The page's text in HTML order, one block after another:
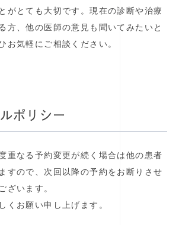
がとても大切です。現在の診断や治療
方、他の医師の意見も聞いてみたいと
お気軽にご相談ください。
ポリシー
重なる予約変更が続く場合は他の患者
すので、次回以降の予約をお断りさせ
ざいます。
くお願い申し上げます。